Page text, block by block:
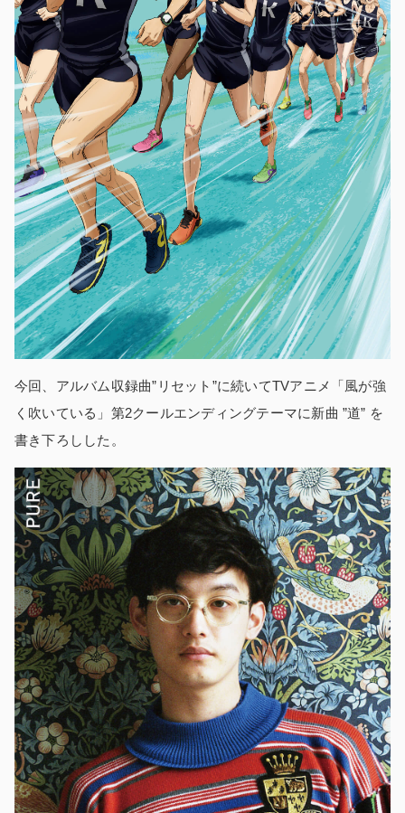
今回、アルバム収録曲”リセット”に続いてTVアニメ「風が強
く吹いている」第2クールエンディングテーマに新曲 ”道” を
書き下ろしした。